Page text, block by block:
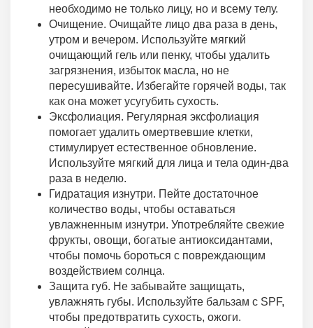
необходимо не только лицу, но и всему телу.
Очищение. Очищайте лицо два раза в день,
утром и вечером. Используйте мягкий
очищающий гель или пенку, чтобы удалить
загрязнения, избыток масла, но не
пересушивайте. Избегайте горячей воды, так
как она может усугубить сухость.
Эксфолиация. Регулярная эксфолиация
помогает удалить омертвевшие клетки,
стимулирует естественное обновление.
Используйте мягкий для лица и тела один-два
раза в неделю.
Гидратация изнутри. Пейте достаточное
количество воды, чтобы оставаться
увлажненным изнутри. Употребляйте свежие
фрукты, овощи, богатые антиоксидантами,
чтобы помочь бороться с повреждающим
воздействием солнца.
Защита губ. Не забывайте защищать,
увлажнять губы. Используйте бальзам с SPF,
чтобы предотвратить сухость, ожоги.